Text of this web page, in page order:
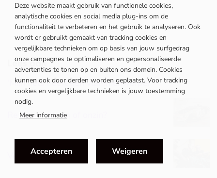
AUG
GenZ
Lees ook
‘Mijn fiets heeft een vlammenwerper’
Restaureren: zin of onzin?
Veilige start
Deze website maakt gebruik van functionele cookies,
analytische cookies en social media plug-ins om de
functionaliteit te verbeteren en het gebruik te analyseren. Ook
wordt er gebruikt gemaakt van tracking cookies en
vergelijkbare technieken om op basis van jouw surfgedrag
onze campagnes te optimaliseren en gepersonaliseerde
advertenties te tonen op en buiten ons domein. Cookies
kunnen ook door derden worden geplaatst. Voor tracking
cookies en vergelijkbare technieken is jouw toestemming
nodig.
Meer informatie
Accepteren Weigeren